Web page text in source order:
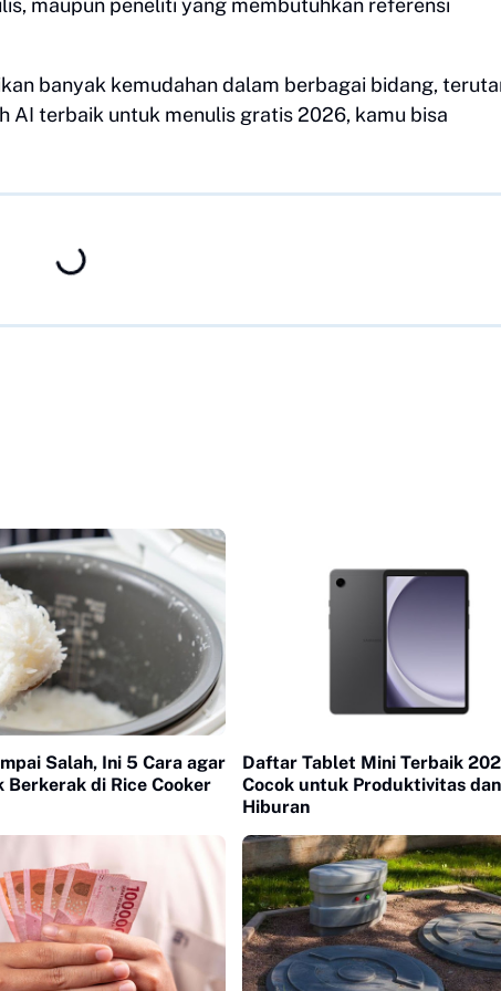
maupun peneliti yang membutuhkan referensi
banyak kemudahan dalam berbagai bidang,
AI terbaik untuk menulis gratis 2026, kamu bisa
Salah, Ini 5 Cara agar
Berkerak di Rice Cooker
Daftar Tablet Mini Terbaik
Cocok untuk Produktivitas dan
Hiburan